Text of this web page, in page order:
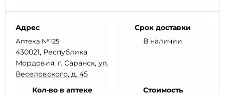
Адрес
Аптека №125
430021, Республика
Мордовия, г. Саранск, ул.
Веселовского, д. 45
Срок доставки
В наличии
Кол-во в аптеке
Стоимость